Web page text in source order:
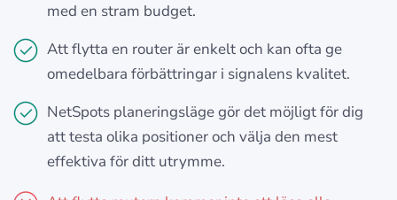
med en stram budget.
Att flytta en router är enkelt och kan ofta ge
omedelbara förbättringar i signalens kvalitet.
NetSpots planeringsläge gör det möjligt för dig
att testa olika positioner och välja den mest
effektiva för ditt utrymme.